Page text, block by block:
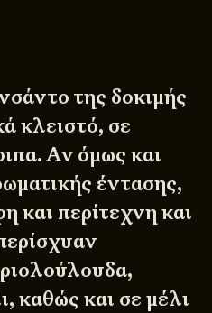
της δοκιμής
κλειστό, σε
Αν όμως και
έντασης,
και περίτεχνη και
καθώς και σε μέλι